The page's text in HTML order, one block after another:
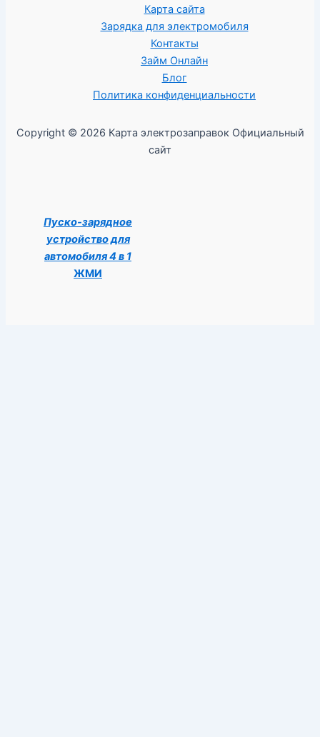
Карта сайта
Зарядка для электромобиля
Контакты
Займ Онлайн
Блог
Политика конфиденциальности
Copyright © 2026 Карта электрозаправок Официальный
сайт
Пуско-зарядное
устройство для
автомобиля 4 в 1
ЖМИ